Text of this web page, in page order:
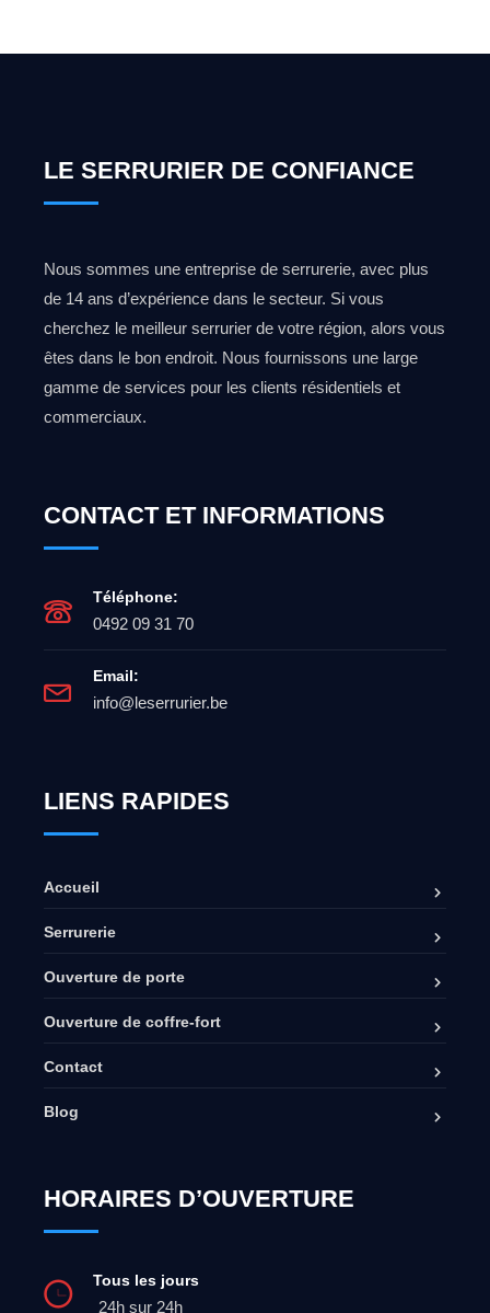
LE SERRURIER DE CONFIANCE
Nous sommes une entreprise de serrurerie, avec plus
de 14 ans d’expérience dans le secteur. Si vous
cherchez le meilleur serrurier de votre région, alors vous
êtes dans le bon endroit. Nous fournissons une large
gamme de services pour les clients résidentiels et
commerciaux.
CONTACT ET INFORMATIONS
Téléphone:
0492 09 31 70
Email:
info@leserrurier.be
LIENS RAPIDES
Accueil
Serrurerie
Ouverture de porte
Ouverture de coffre-fort
Contact
Blog
HORAIRES D’OUVERTURE
Tous les jours
24h sur 24h